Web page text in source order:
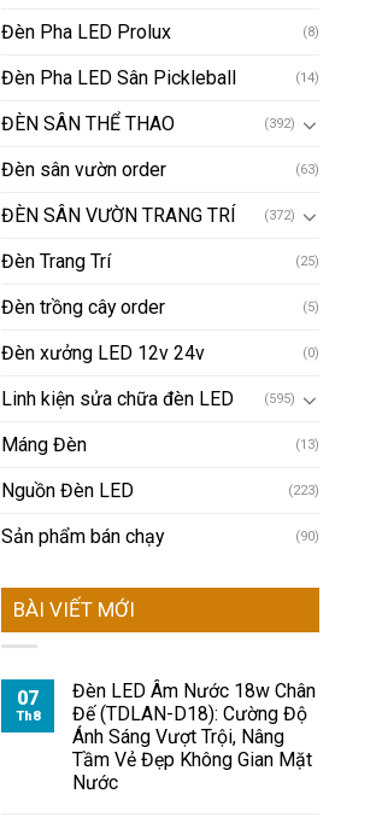
Đèn Pha LED Prolux (8)
Đèn Pha LED Sân Pickleball (14)
ĐÈN SÂN THỂ THAO (392)
Đèn sân vườn order (63)
ĐÈN SÂN VƯỜN TRANG TRÍ (372)
Đèn Trang Trí (25)
Đèn trồng cây order (5)
Đèn xưởng LED 12v 24v (0)
Linh kiện sửa chữa đèn LED (595)
Máng Đèn (13)
Nguồn Đèn LED (223)
Sản phẩm bán chạy (90)
BÀI VIẾT MỚI
07
Th8
Đèn LED Âm Nước 18w Chân
Đế (TDLAN-D18): Cường Độ
Ánh Sáng Vượt Trội, Nâng
Tầm Vẻ Đẹp Không Gian Mặt
Nước